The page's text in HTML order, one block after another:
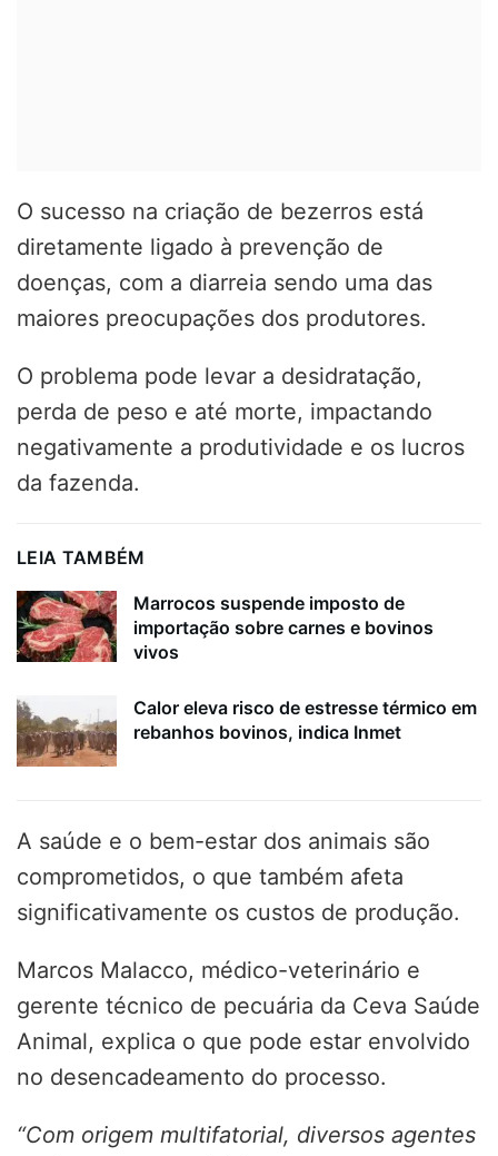
O sucesso na criação de bezerros está
diretamente ligado à prevenção de
doenças, com a diarreia sendo uma das
maiores preocupações dos produtores.
O problema pode levar a desidratação,
perda de peso e até morte, impactando
negativamente a produtividade e os lucros
da fazenda.
LEIA TAMBÉM
Marrocos suspende imposto de
importação sobre carnes e bovinos
vivos
Calor eleva risco de estresse térmico em
rebanhos bovinos, indica Inmet
A saúde e o bem-estar dos animais são
comprometidos, o que também afeta
significativamente os custos de produção.
Marcos Malacco, médico-veterinário e
gerente técnico de pecuária da Ceva Saúde
Animal, explica o que pode estar envolvido
no desencadeamento do processo.
“Com origem multifatorial, diversos agentes